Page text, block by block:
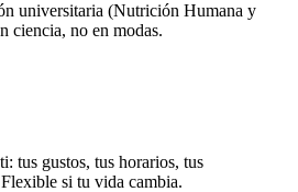
universitaria (Nutrición Humana y
ciencia, no en modas.
tus gustos, tus horarios, tus
si tu vida cambia.